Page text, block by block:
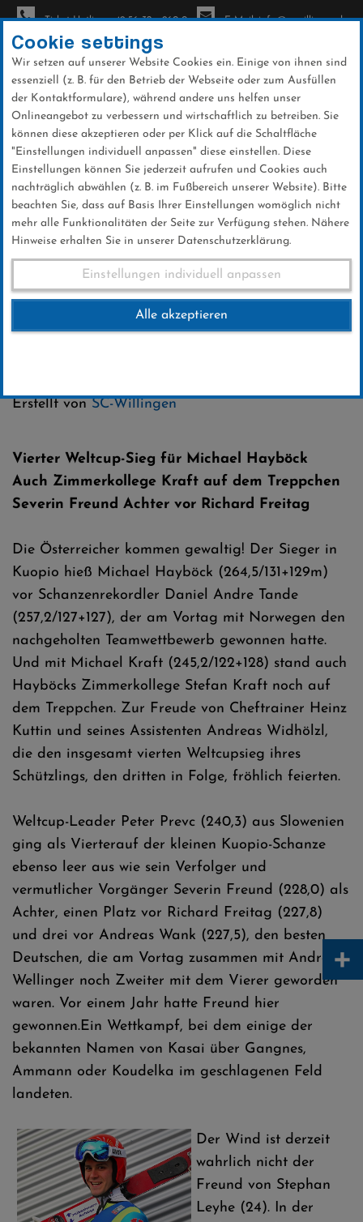
Direkt
zum
Inhalt
Ticket-Hotline: +49 56 32 - 960-0 E-Mail: info@sc-willingen.de
News
FIS World Cup Kuopio
23.02.2016
Erstellt vonSC-Willingen
Vierter Weltcup-Sieg für Michael Hayböck
Auch Zimmerkollege Kraft auf dem Treppchen
Severin Freund Achter vor Richard Freitag
Die Österreicher kommen gewaltig! Der Sieger in
Kuopio hieß Michael Hayböck (264,5/131+129m)
vor Schanzenrekordler Daniel Andre Tande
(257,2/127+127), der am Vortag mit Norwegen den
nachgeholten Teamwettbewerb gewonnen hatte.
Und mit Michael Kraft (245,2/122+128) stand auch
Hayböcks Zimmerkollege Stefan Kraft noch auf
dem Treppchen. Zur Freude von Cheftrainer Heinz
Kuttin und seines Assistenten Andreas Widhölzl,
die den insgesamt vierten Weltcupsieg ihres
Schützlings, den dritten in Folge, fröhlich feierten.
Weltcup-Leader Peter Prevc (240,3) aus Slowenien
ging als Vierterauf der kleinen Kuopio-Schanze
ebenso leer aus wie sein Verfolger und
vermutlicher Vorgänger Severin Freund (228,0) als
Achter, einen Platz vor Richard Freitag (227,8)
und drei vor Andreas Wank (227,5), den besten
Deutschen, die am Vortag zusammen mit Andreas
Wellinger noch Zweiter mit dem Vierer geworden
waren. Vor einem Jahr hatte Freund hier
gewonnen.Ein Wettkampf, bei dem einige der
bekannten Namen von Kasai über Gangnes,
Ammann oder Koudelka im geschlagenen Feld
landeten.
Der Wind ist derzeit
wahrlich nicht der
Freund von Stephan
Leyhe (24). In der
Cookie settings
Wir setzen auf unserer Website Cookies ein. Einige von ihnen sind
essenziell (z. B. für den Betrieb der Webseite oder zum Ausfüllen
der Kontaktformulare), während andere uns helfen unser
Onlineangebot zu verbessern und wirtschaftlich zu betreiben. Sie
können diese akzeptieren oder per Klick auf die Schaltfläche
"Einstellungen individuell anpassen" diese einstellen. Diese
Einstellungen können Sie jederzeit aufrufen und Cookies auch
nachträglich abwählen (z. B. im Fußbereich unserer Website). Bitte
beachten Sie, dass auf Basis Ihrer Einstellungen womöglich nicht
mehr alle Funktionalitäten der Seite zur Verfügung stehen. Nähere
Hinweise erhalten Sie in unserer Datenschutzerklärung.
Einstellungen individuell anpassen
Alle akzeptieren
+